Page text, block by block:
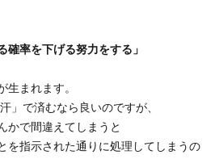
確率を下げる努力をする」
まれます。
」で済むなら良いのですが、
かで間違えてしまうと
を指示された通りに処理してしまうの